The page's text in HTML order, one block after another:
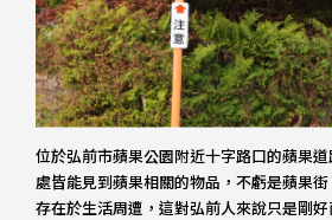
位於弘前市蘋果公園附近十字路口的蘋果
處皆能見到蘋果相關的物品，不虧是蘋果
存在於生活周遭，這對弘前人來說只是剛好